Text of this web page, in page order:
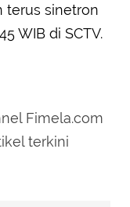
terus sinetron
WIB di SCTV.
Fimela.com
terkini